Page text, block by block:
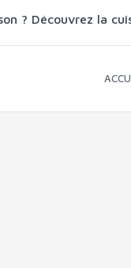
? Découvrez la